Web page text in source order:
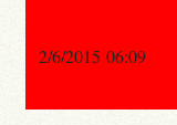
2/6/2015 06:09